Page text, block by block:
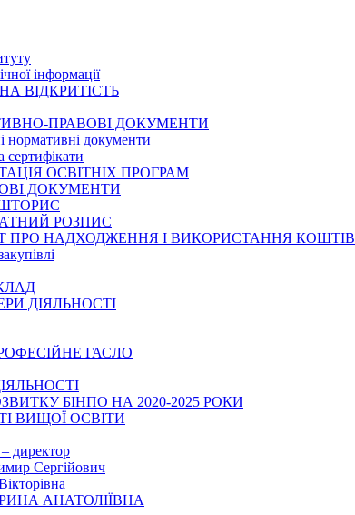
інформації
ВІДКРИТІСТЬ
ПРАВОВІ ДОКУМЕНТИ
нормативні документи
сертифікати
ОСВІТНІХ ПРОГРАМ
ДОКУМЕНТИ
РОЗПИС
ПРО НАДХОДЖЕННЯ І ВИКОРИСТАННЯ КОШТІВ
ДІЯЛЬНОСТІ
ГАСЛО
БІНПО НА 2020-2025 РОКИ
ВИЩОЇ ОСВІТИ
директор
Сергійович
АНАТОЛІЇВНА